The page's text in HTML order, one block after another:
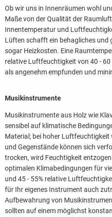
Ob wir uns in Innenräumen wohl
Maße von der Qualität der
Innentemperatur und
Lüften schafft ein behagliches und
sogar Heizkosten. Eine
relative Luftfeuchtigkeit von 40 -
als angenehm empfunden und
Musikinstrumente
Musikinstrumente aus Holz wie
sensibel auf klimatische
Material; bei hoher
und Gegenstände können sich
trocken, wird Feuchtigkeit
optimalen Klimabedingungen für
und 45 - 55% relative
für Ihr eigenes Instrument auch
Aufbewahrung von
sollten auf einem möglichst